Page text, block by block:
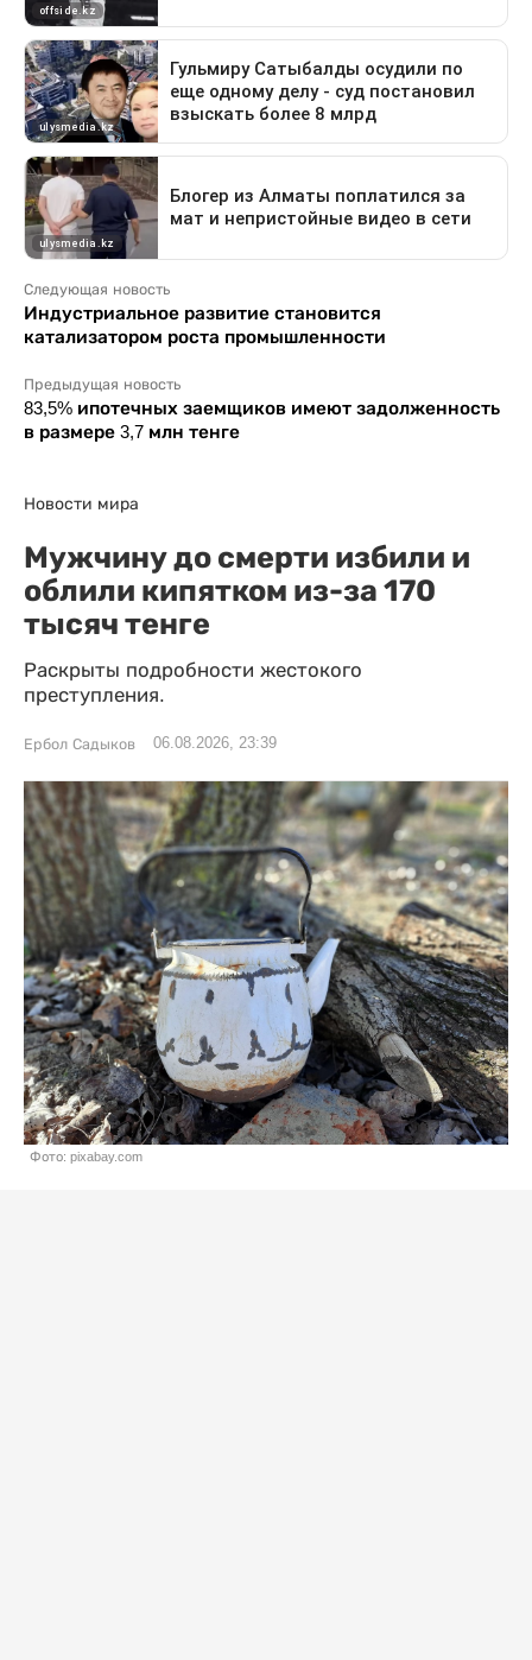
Следующая новость
Индустриальное развитие становится
катализатором роста промышленности
Предыдущая новость
83,5% ипотечных заемщиков имеют задолженность
в размере 3,7 млн тенге
Новости мира
Мужчину до смерти избили и
облили кипятком из-за 170
тысяч тенге
Раскрыты подробности жестокого
преступления.
Ербол Садыков 06.08.2026, 23:39
Фото: pixabay.com